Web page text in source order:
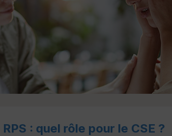
RPS : quel rôle pour le CSE ?